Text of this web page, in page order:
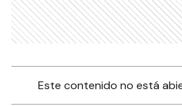
Este contenido no está